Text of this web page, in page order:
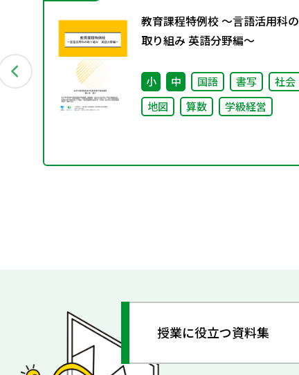
共
教育課程特例校 ～言語活用科の
取り組み 英語分野編～
小 中 国語 書写
社会
地図
算数 学級経営
授業に役立つ資料集